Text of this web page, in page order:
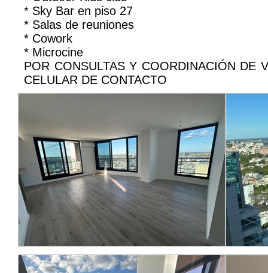
* Sky Bar en piso 27
* Salas de reuniones
* Cowork
* Microcine
POR CONSULTAS Y COORDINACIÓN DE
CELULAR DE CONTACTO